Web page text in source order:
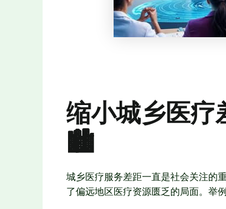
缩小城乡医疗
🏙️
城乡医疗服务差距一直是社会关注的重
了偏远地区医疗资源匮乏的局面。举